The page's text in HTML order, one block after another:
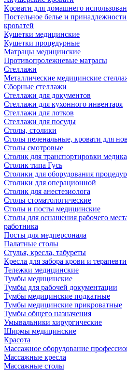
Кровати для домашнего
Постельное белье и
кроватей
Кушетки медицинские
Кушетки процедурные
Матрацы медицинские
Противопролежневые матрасы
Стеллажи
Металлические медицинские
Сборные стеллажи
Стеллажи для документов
Стеллажи для кухонного инвентаря
Стеллажи для лотков
Стеллажи для посуды
Столы, столики
Столы пеленальные, кровати для
Столы смотровые
Столик для транспортировки
Столик типа Гусь
Столики для оборудования
Столики для операционной
Столик для анестезиолога
Столы стоматологические
Столы и посты медицинские
Столы для оснащения рабочего
работника
Посты для медперсонала
Палатные столы
Стулья, кресла, табуреты
Кресла для забора крови и
Тележки медицинские
Тумбы медицинские
Тумбы для рабочей документации
Тумбы медицинские подкатные
Тумбы медицинские прикроватные
Тумбы общего назначения
Умывальники хирургические
Ширмы медицинские
Красота
Массажное оборудование
Массажные кресла
Массажные столы